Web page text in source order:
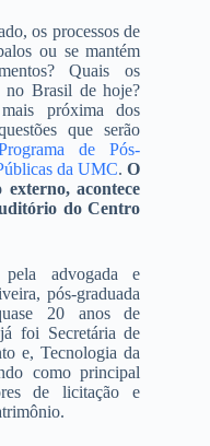
os processos de
ou se mantém
Quais os
no Brasil de hoje?
próxima dos
que serão
de Pós-
da UMC.O
acontece
do Centro
advogada e
pós-graduada
20 anos de
foi Secretária de
e, Tecnologia da
como principal
de licitação e